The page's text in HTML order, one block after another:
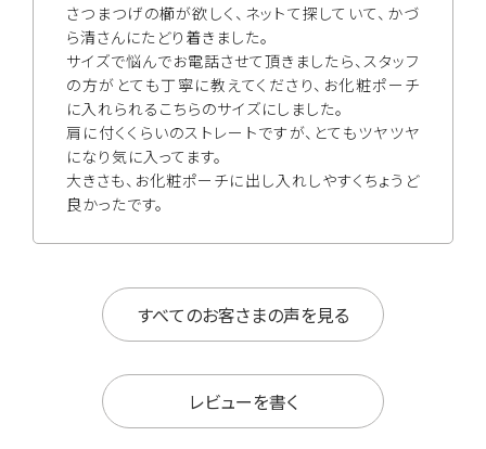
さつまつげの櫛が欲しく、ネットて探していて、かづ
ら清さんにたどり着きました。
サイズで悩んでお電話させて頂きましたら、スタッフ
の方がとても丁寧に教えてくださり、お化粧ポーチ
に入れられるこちらのサイズにしました。
肩に付くくらいのストレートですが、とてもツヤツヤ
になり気に入ってます。
大きさも、お化粧ポーチに出し入れしやすくちょうど
良かったです。
すべてのお客さまの声を見る
レビューを書く